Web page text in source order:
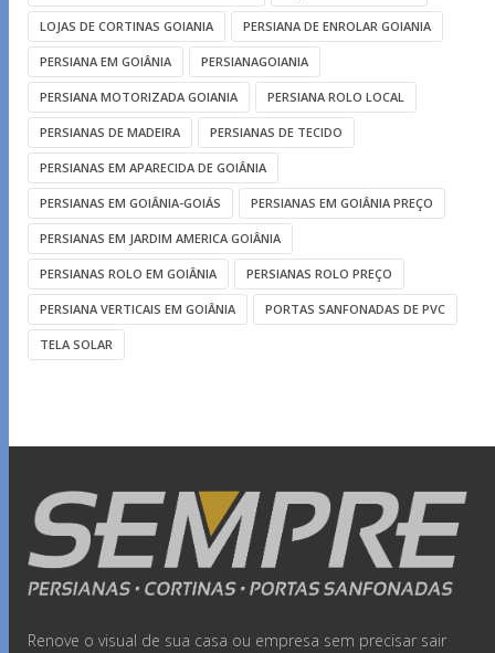
LOJAS DE CORTINAS GOIANIA PERSIANA DE ENROLAR GOIANIA
PERSIANA EM GOIÂNIA PERSIANAGOIANIA
PERSIANA MOTORIZADA GOIANIA PERSIANA ROLO LOCAL
PERSIANAS DE MADEIRA PERSIANAS DE TECIDO
PERSIANAS EM APARECIDA DE GOIÂNIA
PERSIANAS EM GOIÂNIA-GOIÁS PERSIANAS EM GOIÂNIA PREÇO
PERSIANAS EM JARDIM AMERICA GOIÂNIA
PERSIANAS ROLO EM GOIÂNIA PERSIANAS ROLO PREÇO
PERSIANA VERTICAIS EM GOIÂNIA PORTAS SANFONADAS DE PVC
TELA SOLAR
Renove o visual de sua casa ou empresa sem precisar sair